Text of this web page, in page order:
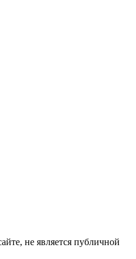
не является публичной